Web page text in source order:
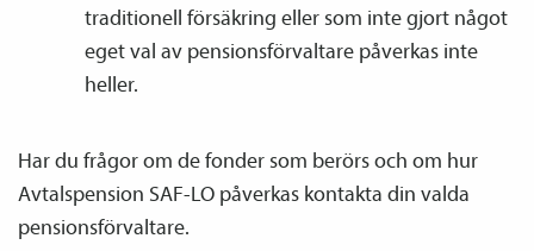
traditionell försäkring eller som inte gjort något
eget val av pensions­förvaltare påverkas inte
heller.
Har du frågor om de fonder som berörs och om hur
Avtals­pension SAF-LO påverkas kontakta din valda
pensions­förvaltare.